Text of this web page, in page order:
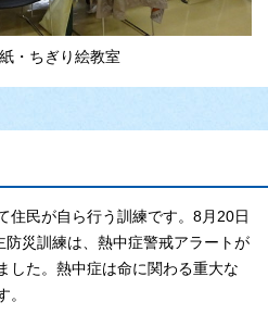
・ちぎり絵教室
住民が自ら行う訓練です。8月20日
災訓練は、熱中症警戒アラートが
した。熱中症は命に関わる重大な
。